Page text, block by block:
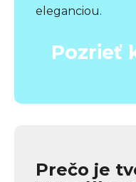
eleganciou.
Pozrieť
Prečo je